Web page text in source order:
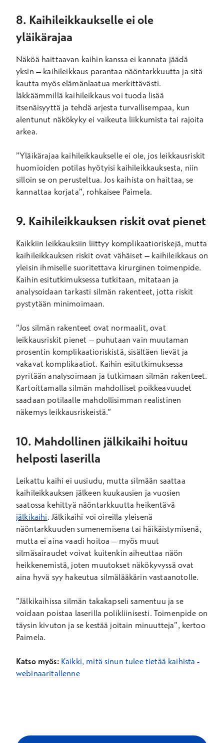
8. Kaihileikkaukselle ei ole
yläikärajaa
Näköä haittaavan kaihin kanssa ei kannata jäädä
yksin – kaihileikkaus parantaa näöntarkkuutta ja sitä
kautta myös elämänlaatua merkittävästi.
Iäkkäämmillä kaihileikkaus voi tuoda lisää
itsenäisyyttä ja tehdä arjesta turvallisempaa, kun
alentunut näkökyky ei vaikeuta liikkumista tai rajoita
arkea.
”Yläikärajaa kaihileikkaukselle ei ole, jos leikkausriskit
huomioiden potilas hyötyisi kaihileikkauksesta, niin
silloin se on perusteltua. Jos kaihista on haittaa, se
kannattaa korjata”, rohkaisee Paimela.
9. Kaihileikkauksen riskit ovat pienet
Kaikkiin leikkauksiin liittyy komplikaatioriskejä, mutta
kaihileikkauksen riskit ovat vähäiset – kaihileikkaus on
yleisin ihmiselle suoritettava kirurginen toimenpide.
Kaihin esitutkimuksessa tutkitaan, mitataan ja
analysoidaan tarkasti silmän rakenteet, jotta riskit
pystytään minimoimaan.
”Jos silmän rakenteet ovat normaalit, ovat
leikkausriskit pienet – puhutaan vain muutaman
prosentin komplikaatioriskistä, sisältäen lievät ja
vakavat komplikaatiot. Kaihin esitutkimuksessa
pyritään analysoimaan ja tutkimaan silmän rakenteet.
Kartoittamalla silmän mahdolliset poikkeavuudet
saadaan potilaalle mahdollisimman realistinen
näkemys leikkausriskeistä.”
10. Mahdollinen jälkikaihi hoituu
helposti laserilla
Leikattu kaihi ei uusiudu, mutta silmään saattaa
kaihileikkauksen jälkeen kuukausien ja vuosien
saatossa kehittyä näöntarkkuutta heikentävä
jälkikaihi. Jälkikaihi voi oireilla yleisenä
näöntarkkuuden sumenemisena tai häikäistymisenä,
mutta ei aina vaadi hoitoa – myös muut
silmäsairaudet voivat kuitenkin aiheuttaa näön
heikkenemistä, joten muutokset näkökyvyssä ovat
aina hyvä syy hakeutua silmälääkärin vastaanotolle.
”Jälkikaihissa silmän takakapseli samentuu ja se
voidaan poistaa laserilla polikliinisesti. Toimenpide on
täysin kivuton ja se kestää joitain minuutteja”, kertoo
Paimela.
Katso myös: Kaikki, mitä sinun tulee tietää kaihista -
webinaaritallenne